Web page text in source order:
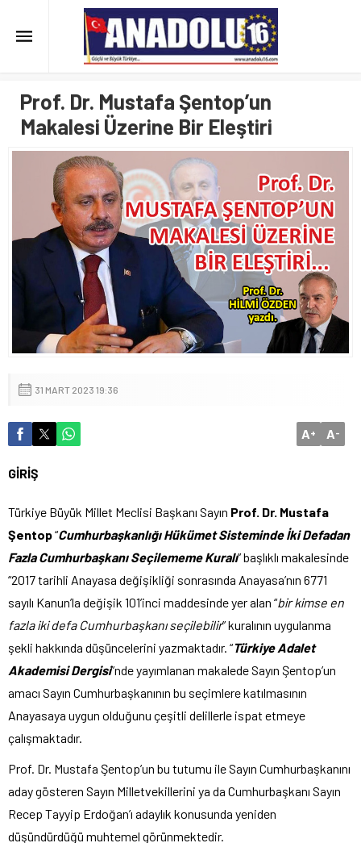
Prof. Dr. Mustafa Şentop’un
Makalesi Üzerine Bir Eleştiri
31 MART 2023 19:36
A+ A-
GİRİŞ
Türkiye Büyük Millet Meclisi Başkanı Sayın Prof. Dr. Mustafa
Şentop“Cumhurbaşkanlığı Hükümet Sisteminde İki Defadan
Fazla Cumhurbaşkanı Seçilememe Kuralı” başlıklı makalesinde
“2017 tarihli Anayasa değişikliği sonrasında Anayasa’nın 6771
sayılı Kanun’la değişik 101’inci maddesinde yer alan “bir kimse en
fazla iki defa Cumhurbaşkanı seçilebilir” kuralının uygulanma
şekli hakkında düşüncelerini yazmaktadır. “Türkiye Adalet
Akademisi Dergisi”nde yayımlanan makalede Sayın Şentop’un
amacı Sayın Cumhurbaşkanının bu seçimlere katılmasının
Anayasaya uygun olduğunu çeşitli delillerle ispat etmeye
çalışmaktadır.
Prof. Dr. Mustafa Şentop’un bu tutumu ile Sayın Cumhurbaşkanını
aday gösteren Sayın Milletvekillerini ya da Cumhurbaşkanı Sayın
Recep Tayyip Erdoğan’ı adaylık konusunda yeniden
düşündürdüğü muhtemel görünmektedir.